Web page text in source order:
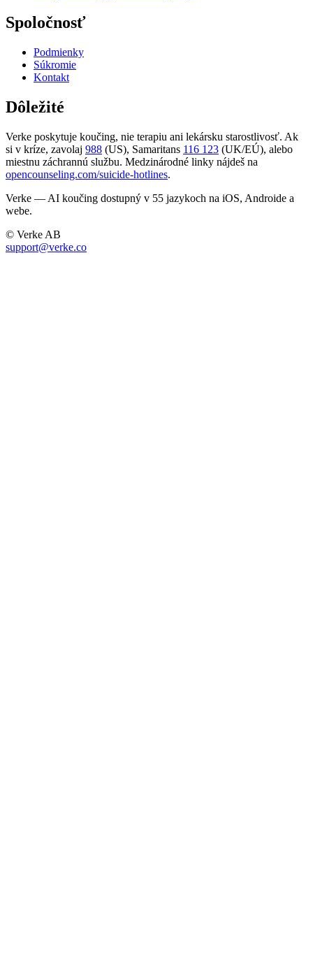
Spoločnosť
Podmienky
Súkromie
Kontakt
Dôležité
Verke poskytuje koučing, nie terapiu ani lekársku starostlivosť. Ak
si v kríze, zavolaj 988 (US), Samaritans 116 123 (UK/EÚ), alebo
miestnu záchrannú službu. Medzinárodné linky nájdeš na
opencounseling.com/suicide-hotlines.
Verke — AI koučing dostupný v 55 jazykoch na iOS, Androide a
webe.
© Verke AB
support@verke.co